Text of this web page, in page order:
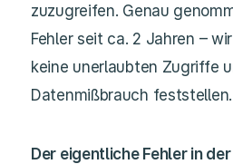
zuzugreifen. Genau
Fehler seit ca. 2 Jahren –
keine unerlaubten Zugriffe
Datenmißbrauch feststellen.
Der eigentliche Fehler in der